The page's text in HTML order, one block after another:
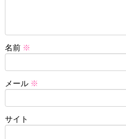
名前 ※
メール ※
サイト